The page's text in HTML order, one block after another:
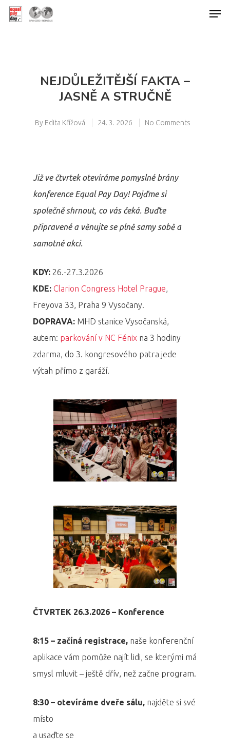
NEJDŮLEŽITĚJŠÍ FAKTA –
JASNĚ A STRUČNĚ
By Edita Křížová 24. 3. 2026 No Comments
Již ve čtvrtek otevíráme pomyslné brány
konference Equal Pay Day! Pojďme si
společně shrnout, co vás čeká. Buďte
připravené a věnujte se plně samy sobě a
samotné akci.
KDY: 26.-27.3.2026
KDE: Clarion Congress Hotel Prague,
Freyova 33, Praha 9 Vysočany.
DOPRAVA: MHD stanice Vysočanská,
autem: parkování v NC Fénix na 3 hodiny
zdarma, do 3. kongresového patra jede
výtah přímo z garáží.
ČTVRTEK 26.3.2026 – Konference
8:15 – začíná registrace, naše konferenční
aplikace vám pomůže najít lidi, se kterými má
smysl mluvit – ještě dřív, než začne program.
8:30 – otevíráme dveře sálu, najděte si své
místo
a usaďte se